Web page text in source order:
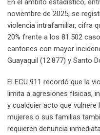
En el ámbito estadístico,
noviembre de 2025, se
violencia intrafamiliar, cifra
20% frente a los 81.502
cantones con mayor
Guayaquil (12.877) y Santo
El ECU 911 recordó que la
limita a agresiones físicas,
y cualquier acto que
mujeres o sus familias
requieren denuncia